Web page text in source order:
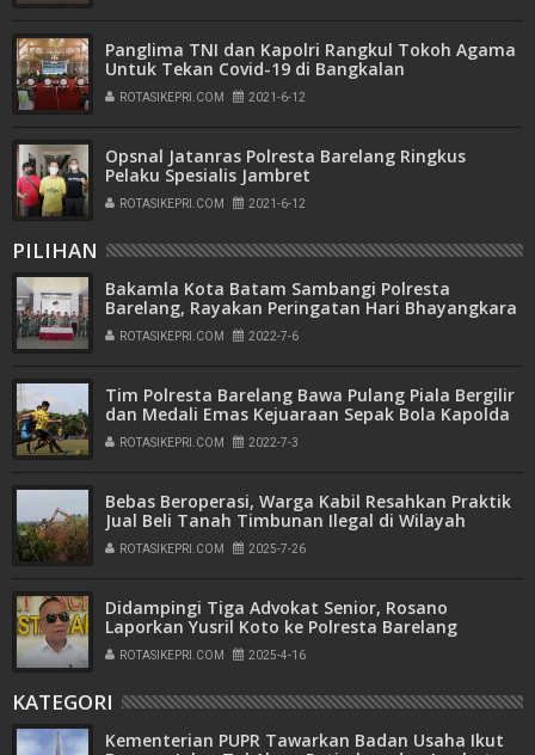
Panglima TNI dan Kapolri Rangkul Tokoh Agama
Untuk Tekan Covid-19 di Bangkalan
ROTASIKEPRI.COM 2021-6-12
Opsnal Jatanras Polresta Barelang Ringkus
Pelaku Spesialis Jambret
ROTASIKEPRI.COM 2021-6-12
PILIHAN
Bakamla Kota Batam Sambangi Polresta
Barelang, Rayakan Peringatan Hari Bhayangkara
ke-76
ROTASIKEPRI.COM 2022-7-6
Tim Polresta Barelang Bawa Pulang Piala Bergilir
dan Medali Emas Kejuaraan Sepak Bola Kapolda
Kepri Cup Tahun 2022
ROTASIKEPRI.COM 2022-7-3
Bebas Beroperasi, Warga Kabil Resahkan Praktik
Jual Beli Tanah Timbunan Ilegal di Wilayah
Pemukiman
ROTASIKEPRI.COM 2025-7-26
Didampingi Tiga Advokat Senior, Rosano
Laporkan Yusril Koto ke Polresta Barelang
ROTASIKEPRI.COM 2025-4-16
KATEGORI
Kementerian PUPR Tawarkan Badan Usaha Ikut